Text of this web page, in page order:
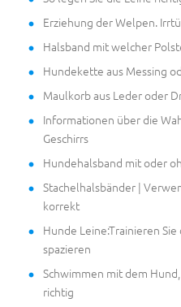
Erziehung der Welpen.
Halsband mit welcher
Hundekette aus Messing
Maulkorb aus Leder oder
Informationen über die
Geschirrs
Hundehalsband mit oder
Stachelhalsbänder |
korrekt
Hunde Leine:Trainieren
spazieren
Schwimmen mit dem
richtig